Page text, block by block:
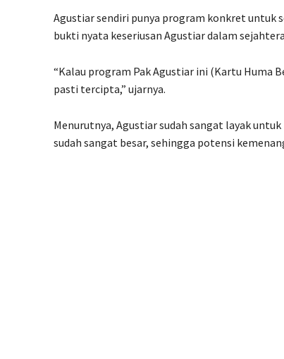
Agustiar sendiri punya program konkret untuk
bukti nyata keseriusan Agustiar dalam
“Kalau program Pak Agustiar ini (Kartu Huma
pasti tercipta,” ujarnya.
Menurutnya, Agustiar sudah sangat layak
sudah sangat besar, sehingga potensi